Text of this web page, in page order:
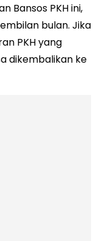
Bansos PKH ini,
bulan. Jika
PKH yang
dikembalikan ke